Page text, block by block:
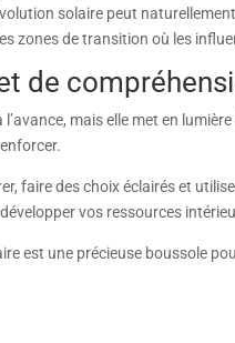
solaire peut
zones de transition où les
de
mais elle met en
faire des choix éclairés et
développer vos ressources
est une précieuse boussole